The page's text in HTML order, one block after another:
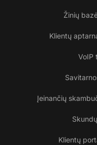
Žinių
Klientų
VoIP
Įeinančių
Klientų